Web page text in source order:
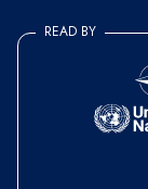
READ BY